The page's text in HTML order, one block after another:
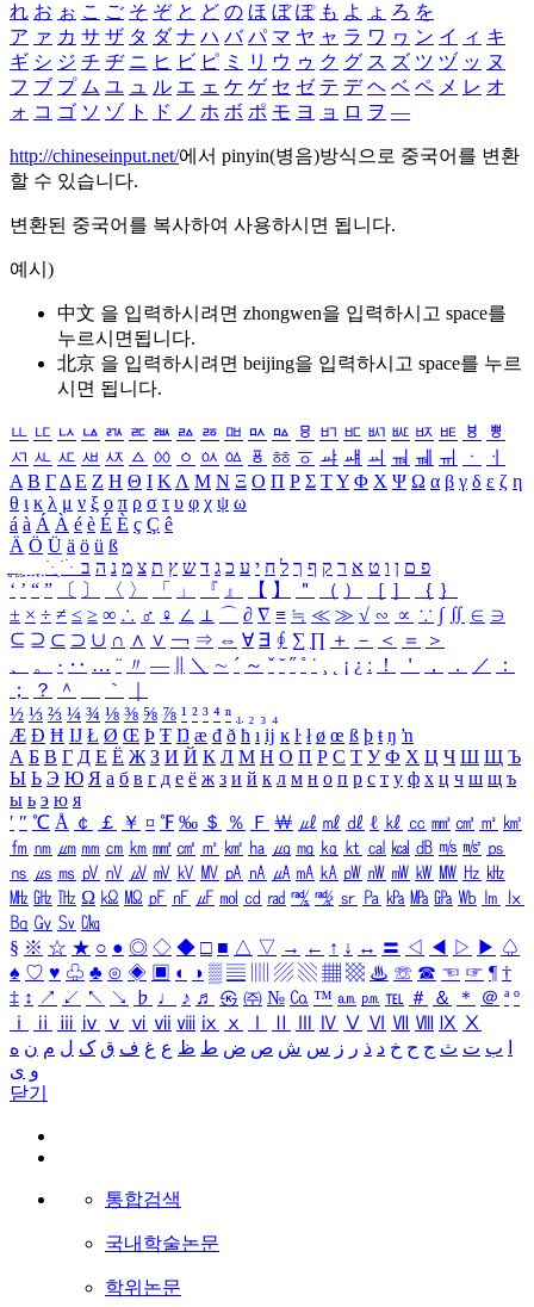
れ お ぉ こ ご そ ぞ と ど の ほ ぼ ぽ も よ ょ ろ を
ア ァ カ サ ザ タ ダ ナ ハ バ パ マ ヤ ャ ラ ワ ヮ ン イ ィ キ
ギ シ ジ チ ヂ ニ ヒ ビ ピ ミ リ ウ ゥ ク グ ス ズ ツ ヅ ッ ヌ
フ ブ プ ム ユ ュ ル エ ェ ケ ゲ セ ゼ テ デ ヘ ベ ペ メ レ オ
ォ コ ゴ ソ ゾ ト ド ノ ホ ボ ポ モ ヨ ョ ロ ヲ ―
http://chineseinput.net/에서 pinyin(병음)방식으로 중국어를 변환
할 수 있습니다.
변환된 중국어를 복사하여 사용하시면 됩니다.
예시)
中文 을 입력하시려면 zhongwen을 입력하시고 space를
누르시면됩니다.
北京 을 입력하시려면 beijing을 입력하시고 space를 누르
시면 됩니다.
ㅥ ㅦ ㅧ ㅨ ㅩ ㅪ ㅫ ㅬ ㅭ ㅮ ㅯ ㅰ ㅱ ㅲ ㅳ ㅴ ㅵ ㅶ ㅷ ㅸ
ㅹ
ㅺ ㅻ ㅼ ㅽ ㅾ ㅿ ㆀ ㆁ ㆂ ㆃ ㆄ ㆅ ㆆ ㆇ ㆈ ㆉ ㆊ ㆋ ㆌ ㆍ
ㆎ
Α Β ΓΔ Ε Ζ Η Θ Ι ΚΛ Μ Ν Ξ Ο Π Ρ Σ ΤΥ Φ Χ Ψ Ω α β γ δ ε ζ η
θ ι κ λ μ ν ξ ο π ρ σ τ υ φ χ ψ ω
á à Á À é è É È ç Ç ê
Ä Ö Ü ä ö ü ß
ִֶֹ ֻּ ׁׂ פ ם ן ו ט א ר ק ף ך ל ח י ע כ ג ד ש ץ ת צ מ נ ה ב
‘ ’ “ ” 〔 〕 〈 〉 「 」 『 』 【 】 ＂ （ ） ［ ］ ｛ ｝
± × ÷ ≠ ≤ ≥ ∞ ∴ ♂ ♀ ∠ ⊥ ⌒ ∂ ∇ ≡ ≒ ≪ ≫ √ ∽ ∝ ∵ ∫ ∬ ∈ ∋
⊆ ⊇ ⊂ ⊃ ∪ ∩ ∧ ∨ ￢ ⇒ ⇔ ∀ ∃ ∮ ∑ ∏ ＋ － ＜ ＝
＞
、
。 · ‥ … ¨ 〃 ― ＼ ∼ ´ ～ ˇ ˘ ˝ ˚ ˙ ¸ ¡ ¿ ː ！ ＇ ， ． ／
：
；
？ ＾ ｀
½ ⅓ ⅔ ¼ ¾ ⅛ ⅜ ⅝ ⅞ ¹ ² ³ ⁴ ⁿ ₁ ₂ ₃ ₄
Æ Ð Ħ Ĳ Ł Ø Œ Þ Ŧ Ŋ æ đ ð ħ ı ĳ ĸ ŀ ł ø œ ß þ ŧ ŋ ŉ
А Б В Г Д Е Ё Ж З И Й К Л М Н О П Р С Т У Ф Х Ц Ч Ш Щ Ъ
Ы Ь Э Ю Я а б в г д е ё ж з и й к л м н о п р с т у ф х ц ч ш щ ъ
ы ь э ю я
′ ″ ℃ Å ￠ ￡ ￥ ¤ ℉ ‰ ＄ ％ Ｆ ￦ ㎕ ㎖ ㎗ ℓ ㎘ ㏄ ㎣ ㎤ ㎥ ㎦
㎙ ㎚ ㎛ ㎜ ㎝ ㎞ ㎟ ㎠ ㎡ ㎢ ㏊ ㎍ ㎎ ㎏ ㏏ ㎈ ㎉ ㏈ ㎧ ㎨ ㎰
㎱ ㎲ ㎳ ㎴ ㎵ ㎶ ㎷ ㎸ ㎹ ㎀ ㎁ ㎂ ㎃ ㎄ ㎺ ㎻ ㎽ ㎾ ㎿ ㎐ ㎑
㎒ ㎓ ㎔ Ω ㏀ ㏁ ㎊ ㎋ ㎌ ㏖ ㏅ ㎭ ㎮ ㎯ ㏛ ㎩ ㎪ ㎫ ㎬ ㏝ ㏐
㏓
㏃ ㏉ ㏜ ㏆
§ ※ ☆ ★ ○ ● ◎ ◇ ◆ □ ■ △ ▽ → ← ↑ ↓ ↔ 〓 ◁ ◀ ▷ ▶ ♤
♠ ♡ ♥ ♧ ♣ ⊙ ◈ ▣ ◐ ◑ ▒ ▤ ▨ ▧ ▦ ▩ ♨ ☏ ☎ ☜ ☞ ¶ †
‡ ↕ ↗ ↙ ↖ ↘ ♭ ♩ ♪ ♬ ㉿ ㈜ № ㏇ ™ ㏂ ㏘ ℡ ＃ ＆ ＊ ＠ ª º
ⅰ
ⅱ ⅲ ⅳ ⅴ ⅵ ⅶ ⅷ ⅸ ⅹ Ⅳ Ⅴ Ⅵ Ⅶ Ⅷ Ⅸ Ⅹ
ب ت ث ج ح خ د ذ ر ز س ش ص ض ط ظ ع غ ف ق ک ل م ن ه
و ی
닫기
통합검색
국내학술논문
학위논문